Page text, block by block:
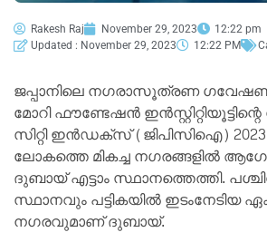
Rakesh Raj November 29, 2023
12:22 pm
Updated : November 29, 2023
12:22 PM
ജപ്പാനിലെ നഗരാസൂത്രണ
മോറി ഫൗണ്ടേഷന്‍
സിറ്റി ഇന്‍ഡക്‌സ് (ജിപിസിഐ)
ലോകത്തെ മികച്ച നഗരങ്ങളില്‍
ദുബായ് എട്ടാം സ്ഥാനത്തെത്തി.
സ്ഥാനവും പട്ടികയില്‍ ഇടംനേടിയ
നഗരവുമാണ് ദുബായ്.